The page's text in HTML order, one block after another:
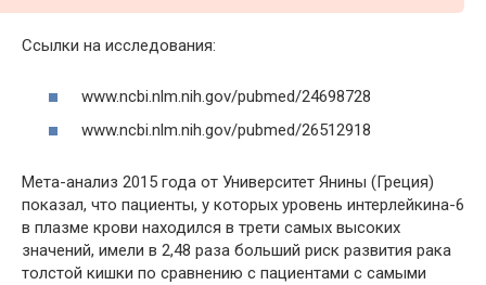
Ссылки на исследования:
www.ncbi.nlm.nih.gov/pubmed/24698728
www.ncbi.nlm.nih.gov/pubmed/26512918
Мета-анализ 2015 года от Университет Янины (Греция)
показал, что пациенты, у которых уровень интерлейкина-6
в плазме крови находился в трети самых высоких
значений, имели в 2,48 раза больший риск развития рака
толстой кишки по сравнению с пациентами с самыми